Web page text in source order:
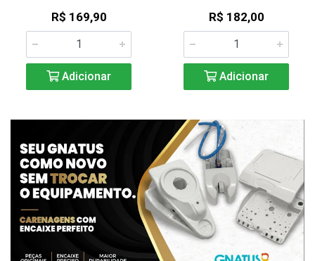
R$ 169,90
Adicionar
R$ 182,00
Adicionar